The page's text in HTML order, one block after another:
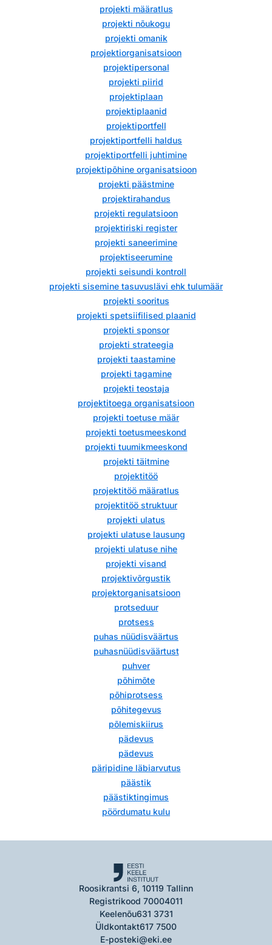
projekti määratlus
projekti nõukogu
projekti omanik
projektiorganisatsioon
projektipersonal
projekti piirid
projektiplaan
projektiplaanid
projektiportfell
projektiportfelli haldus
projektiportfelli juhtimine
projektipõhine organisatsioon
projekti päästmine
projektirahandus
projekti regulatsioon
projektiriski register
projekti saneerimine
projektiseerumine
projekti seisundi kontroll
projekti sisemine tasuvuslävi ehk tulumäär
projekti sooritus
projekti spetsiifilised plaanid
projekti sponsor
projekti strateegia
projekti taastamine
projekti tagamine
projekti teostaja
projektitoega organisatsioon
projekti toetuse määr
projekti toetusmeeskond
projekti tuumikmeeskond
projekti täitmine
projektitöö
projektitöö määratlus
projektitöö struktuur
projekti ulatus
projekti ulatuse lausung
projekti ulatuse nihe
projekti visand
projektivõrgustik
projektorganisatsioon
protseduur
protsess
puhas nüüdisväärtus
puhasnüüdisväärtust
puhver
põhimõte
põhiprotsess
põhitegevus
põlemiskiirus
pädevus
pädevus
päripidine läbiarvutus
päästik
päästiktingimus
pöördumatu kulu
Roosikrantsi 6, 10119 Tallinn
Registrikood 70004011
Keelenõu631 3731
Üldkontakt617 7500
E-posteki@eki.ee